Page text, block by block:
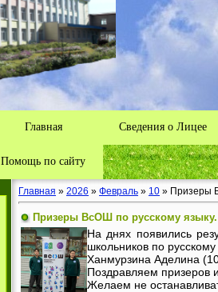
Главная Сведения о Лицее
Помощь по сайту
Главная » 2026 » Февраль » 10 » Призеры
Призеры ВсОШ по русскому языку.
На днях появились
школьников по
Ханмурзина Аделина
Поздравляем призеров
Желаем не